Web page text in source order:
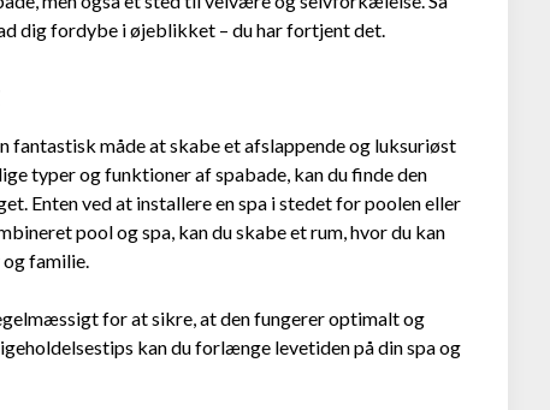
dig fordybe i øjeblikket – du har fortjent det.
fantastisk måde at skabe et afslappende og luksuriøst
typer og funktioner af spabade, kan du finde den
Enten ved at installere en spa i stedet for poolen eller
pool og spa, kan du skabe et rum, hvor du kan
og familie.
for at sikre, at den fungerer optimalt og
kan du forlænge levetiden på din spa og